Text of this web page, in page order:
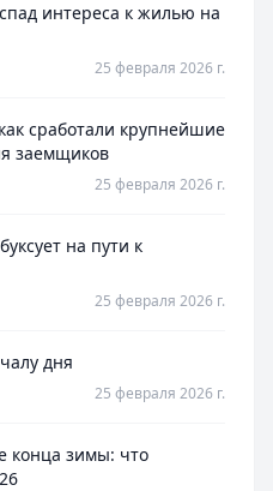
интереса к жилью на
25 февраля 2026 г.
сработали крупнейшие
заемщиков
25 февраля 2026 г.
на пути к
25 февраля 2026 г.
дня
25 февраля 2026 г.
конца зимы: что